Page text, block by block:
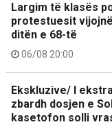
Largim të klasës
protestuesit
ditën e 68-të
06/08 20:00
Ekskluzive/ I
zbardh dosjen e
kasetofon solli